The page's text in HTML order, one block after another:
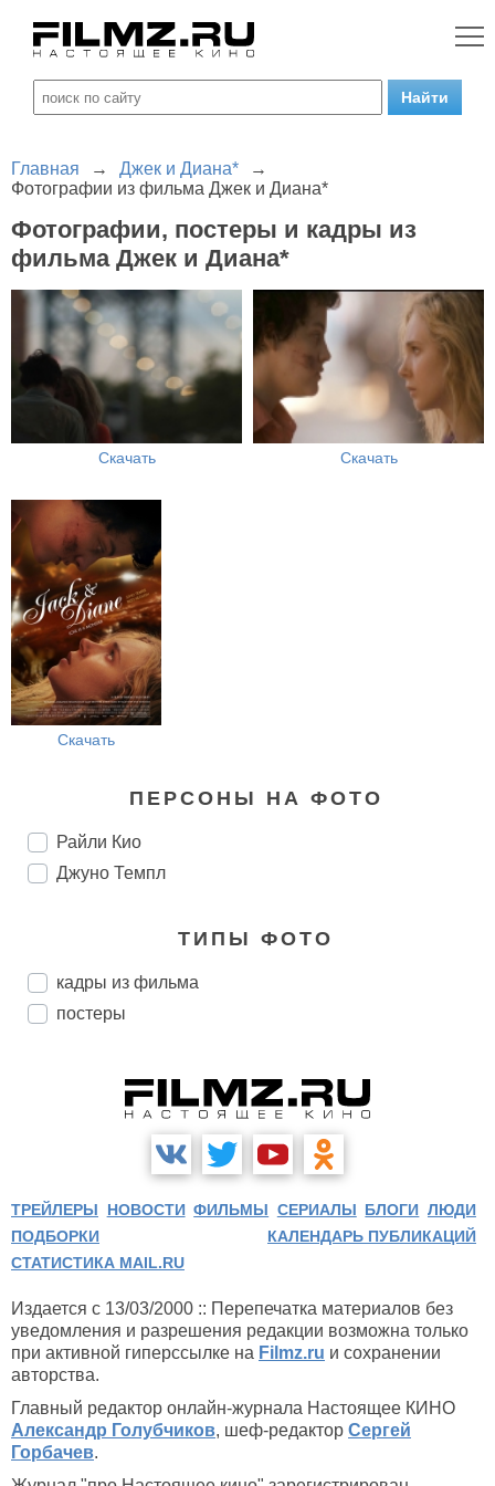
Главная → Джек и Диана*
→
Фотографии из фильма Джек и Диана*
Фотографии, постеры и кадры из
фильма Джек и Диана*
Скачать Скачать
Скачать
ПЕРСОНЫ НА ФОТО
Райли Кио
Джуно Темпл
ТИПЫ ФОТО
кадры из фильма
постеры
ТРЕЙЛЕРЫ НОВОСТИ ФИЛЬМЫ СЕРИАЛЫ БЛОГИ ЛЮДИ
ПОДБОРКИ
КАЛЕНДАРЬ ПУБЛИКАЦИЙ
СТАТИСТИКА MAIL.RU
Издается с 13/03/2000 :: Перепечатка материалов без
уведомления и разрешения редакции возможна только
при активной гиперссылке на Filmz.ru и сохранении
авторства.
Главный редактор онлайн-журнала Настоящее КИНО
Александр Голубчиков, шеф-редактор Сергей
Горбачев.